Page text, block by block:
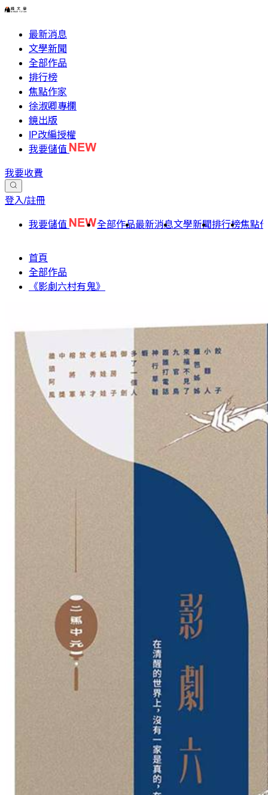
最新消息
文學新聞
全部作品
排行榜
焦點作家
徐淑卿專欄
鏡出版
IP改編授權
我要儲值
我要收費
登入/註冊
我要儲值 全部作品最新消息文學新聞排行榜焦點
首頁
全部作品
《影劇六村有鬼》